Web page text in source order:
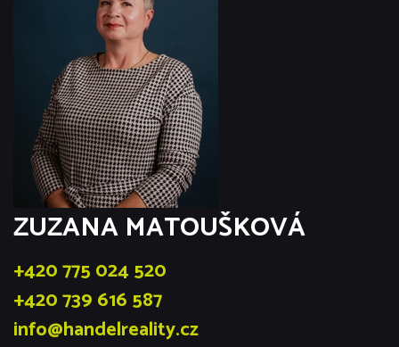
ZUZANA MATOUŠKOVÁ
+420 775 024 520
+420 739 616 587
info@handelreality.cz